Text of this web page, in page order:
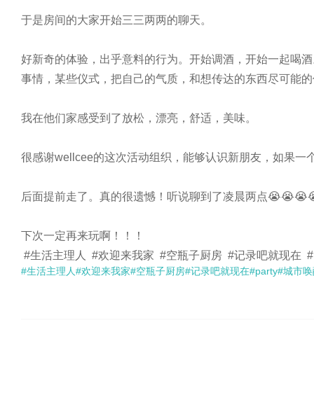
于是房间的大家开始三三两两的聊天。
好新奇的体验，出乎意料的行为。开始调酒，开始一起喝
事情，某些仪式，把自己的气质，和想传达的东西尽可能
我在他们家感受到了放松，漂亮，舒适，美味。
很感谢wellcee的这次活动组织，能够认识新朋友，如果一
后面提前走了。真的很遗憾！听说聊到了凌晨两点
下次一定再来玩啊！！！
#生活主理人  #欢迎来我家  #空瓶子厨房  #记录吧就现在
#生活主理人#欢迎来我家#空瓶子厨房#记录吧就现在#party#城市